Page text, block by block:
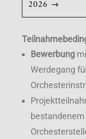
2026
Bewerbung
Werdegang
bestandenem